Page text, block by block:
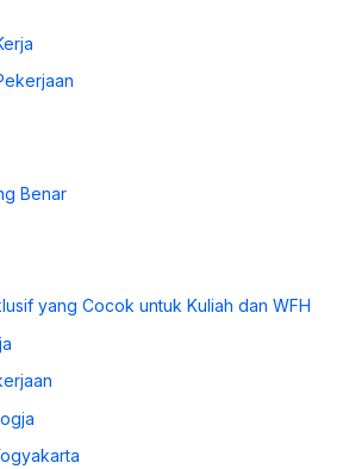
Benar
yang Cocok untuk Kuliah dan WFH